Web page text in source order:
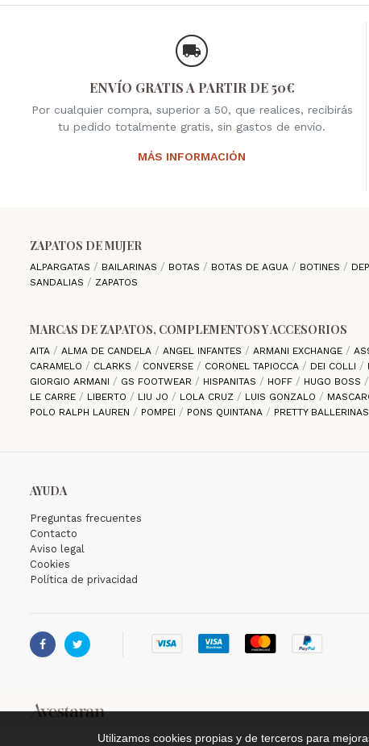
ENVÍO GRATIS A PARTIR DE 50€
Por cualquier compra, superior a 50, que realices, recibirás
tu pedido totalmente gratis, sin gastos de envío.
MÁS INFORMACIÓN
ZAPATOS DE MUJER
ALPARGATAS BAILARINAS BOTAS BOTAS DE AGUA BOTINES
SANDALIAS
ZAPATOS
MARCAS DE ZAPATOS, COMPLEMENTOS Y ACCESORIOS
AITA ALMA DE CANDELA ANGEL INFANTES ARMANI EXCHANGE
CARAMELO
CLARKS CONVERSE CORONEL TAPIOCCA DEI COLLI
GIORGIO ARMANI
GS FOOTWEAR HISPANITAS HOFF HUGO BOSS
LE CARRE
LIBERTO LIU JO LOLA CRUZ LUIS GONZALO
POLO RALPH LAUREN
POMPEI PONS QUINTANA PRETTY BALLERINAS
AYUDA
Preguntas frecuentes
Contacto
Aviso legal
Cookies
Política de privacidad
Utilizamos cookies propias y de terceros para
 